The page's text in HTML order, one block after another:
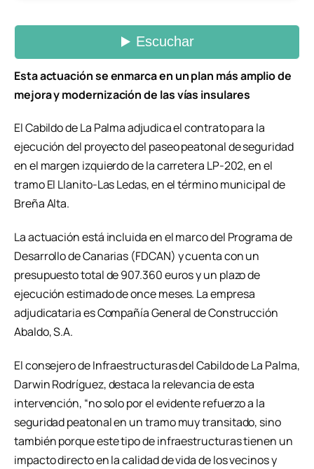
Esta actuación se enmarca en un plan más amplio de
mejora y modernización de las vías insulares
El Cabildo de La Palma adjudica el contrato para la
ejecución del proyecto del paseo peatonal de seguridad
en el margen izquierdo de la carretera LP-202, en el
tramo El Llanito-Las Ledas, en el término municipal de
Breña Alta.
La actuación está incluida en el marco del Programa de
Desarrollo de Canarias (FDCAN) y cuenta con un
presupuesto total de 907.360 euros y un plazo de
ejecución estimado de once meses. La empresa
adjudicataria es Compañía General de Construcción
Abaldo, S.A.
El consejero de Infraestructuras del Cabildo de La Palma,
Darwin Rodríguez, destaca la relevancia de esta
intervención, “no solo por el evidente refuerzo a la
seguridad peatonal en un tramo muy transitado, sino
también porque este tipo de infraestructuras tienen un
impacto directo en la calidad de vida de los vecinos y